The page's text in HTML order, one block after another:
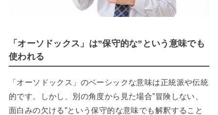
「オーソドックス」は”保守的な”という意味でも
使われる
「オーソドックス」のベーシックな意味は正統派や伝統
的です。しかし、別の角度から見た場合”冒険しない、
面白みの欠ける”という保守的な意味でも解釈すること